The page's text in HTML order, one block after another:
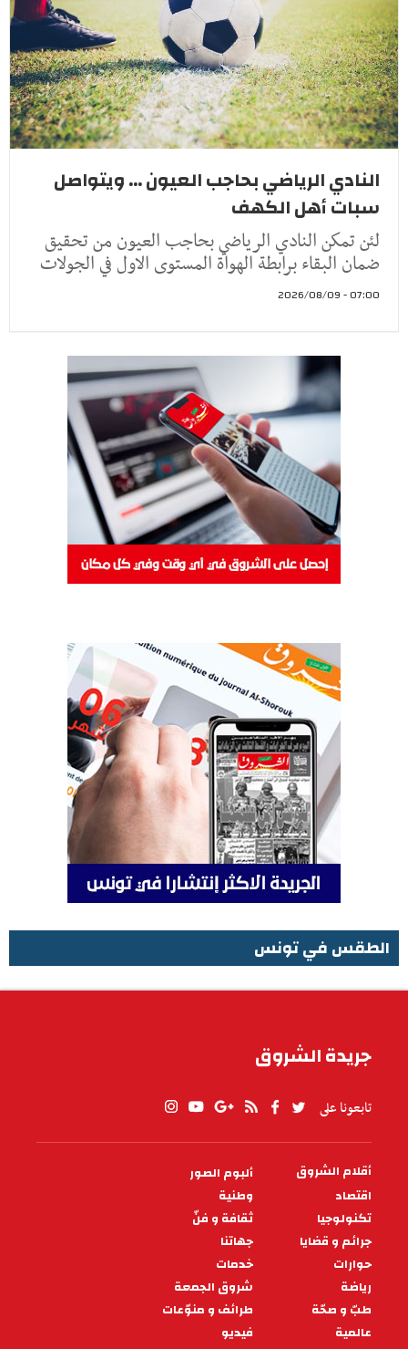
النادي الرياضي بحاجب العيون ... ويتواصل
سبات أهل الكهف
لئن تمكن النادي الرياضي بحاجب العيون من تحقيق
ضمان البقاء برابطة الهواة المستوى الاول في الجولات
07:00 - 2026/08/09
الطقس في تونس
جريدة الشروق
تابعونا على
PIED
DE
PAGE
أقلام الشروق
ألبوم الصور
اقتصاد
وطنية
تكنولوجيا
ثقافة و فنّ
جرائم و قضايا
جهاتنا
حوارات
خدمات
رياضة
شروق الجمعة
طبّ و صحّة
طرائف و منوّعات
عالمية
فيديو